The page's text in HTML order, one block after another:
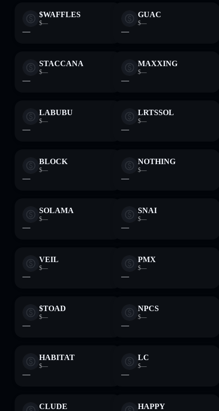
$WAFFLES
$—
—
GUAC
$—
—
STACCANA
$—
—
MAXXING
$—
—
LABUBU
$—
—
LRTSSOL
$—
—
BLOCK
$—
—
NOTHING
$—
—
SOLAMA
$—
—
SNAI
$—
—
VEIL
$—
—
PMX
$—
—
$TOAD
$—
—
NPCS
$—
—
HABITAT
$—
—
LC
$—
—
CLUDE HAPPY